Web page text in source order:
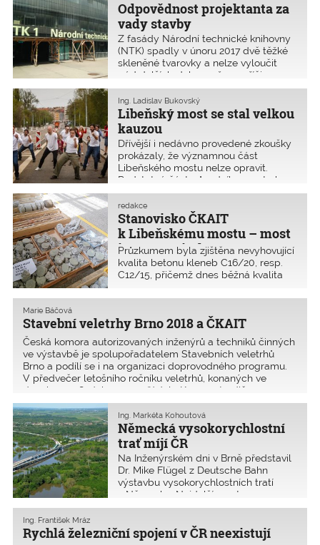
Odpovědnost projektanta za
vady stavby
Z fasády Národní technické knihovny
(NTK) spadly v únoru 2017 dvě těžké
skleněné tvarovky a nelze vyloučit
pád dalších. Jako možnou příčinu
uvádí jejich zavěšení a ukotvení na
nosné konstrukci, které je dle
znaleckého posudku realizováno
v rozporu s projektovou dokumentací.
Zhotovitel však vadu provedení
neuznává a věc směřuje k soudnímu
sporu. Provizorní plůtky a stříšky před
NTK asi zůstanou ještě dlouho.
Libeňský most se stal velkou
kauzou
Ing. Ladislav Bukovský
Dřívější i nedávno provedené zkoušky
prokázaly, že významnou část
Libeňského mostu nelze opravit.
Podstatná část původního mostu by
musela být stejně odstraněna
a zhotovena nová. Oprava původních
částí by měla mnohem menší
trvanlivost než výstavba mostu
nového a zároveň s mnohem vyššími
náklady na údržbu opraveného mostu.
Stanovisko ČKAIT
k Libeňskému mostu – most
je neopravitelný
redakce
Průzkumem byla zjištěna nevyhovující
kvalita betonu kleneb C16/20, resp.
C12/15, přičemž dnes běžná kvalita
minimálně C 30/37, tedy dva a půl
Stavební veletrhy Brno 2018 a ČKAIT
Marie Báčová
Česká komora autorizovaných inženýrů a techniků činných
ve výstavbě je spolupořadatelem Stavebních veletrhů
Brno a podílí se i na organizaci doprovodného programu.
V předvečer letošního ročníku veletrhů, konaných ve
dnech 24.–28. ­dubna, uspořádala Komora tradičn
Německá vysokorychlostní
trať míjí ČR
Ing. Markéta Kohoutová
Na Inženýrském dni v Brně představil
Dr. Mike Flügel z Deutsche Bahn
výstavbu vysokorychlostních tratí
v Německu. Nejdelší most na
vysokorychlostní trati vede nad
Rychlá železniční spojení v ČR neexistují
Ing. František Mráz